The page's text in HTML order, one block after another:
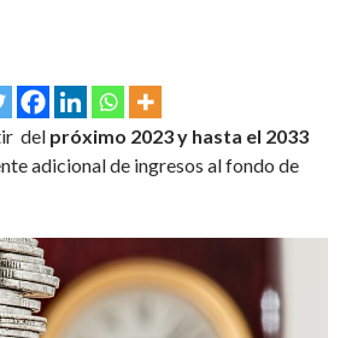
del próximo 2023 y hasta el 2033
adicional de ingresos al fondo de